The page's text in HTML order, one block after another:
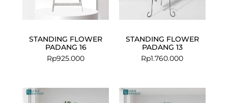
STANDING FLOWER
PADANG 16
Rp925.000
STANDING FLOWER
PADANG 13
Rp1.760.000